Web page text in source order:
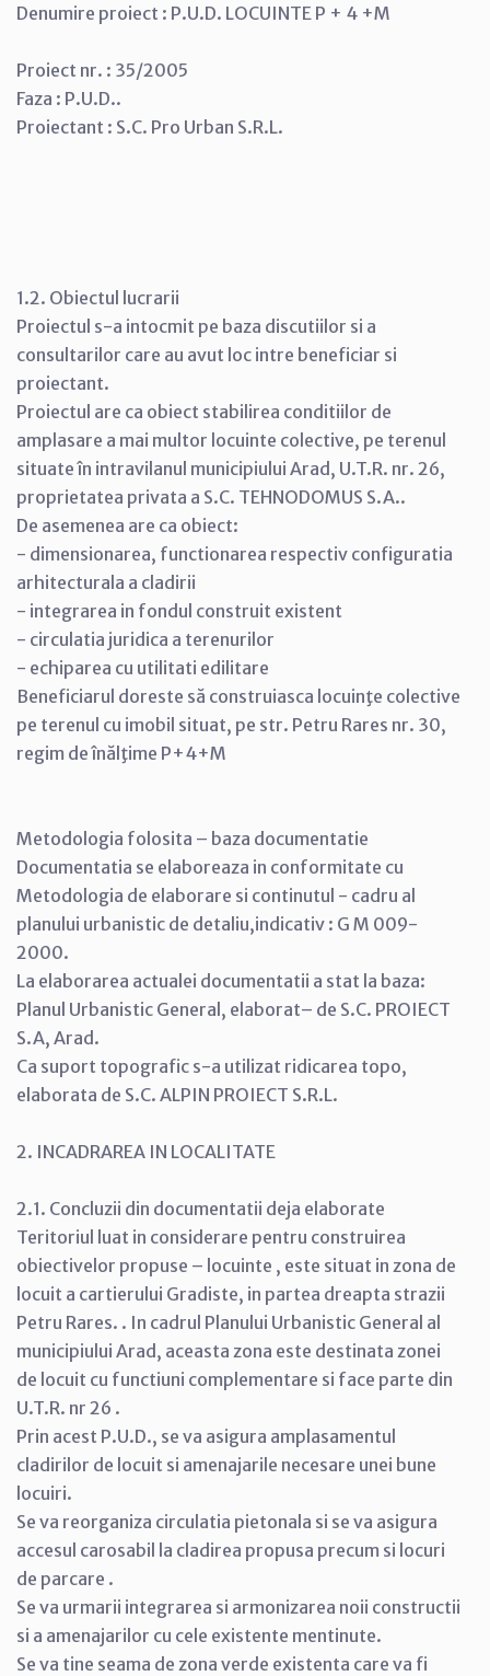
Denumire proiect : P.U.D. LOCUINTE P + 4 +M
Proiect nr. : 35/2005
Faza : P.U.D..
Proiectant : S.C. Pro Urban S.R.L.
1.2. Obiectul lucrarii
Proiectul s-a intocmit pe baza discutiilor si a
consultarilor care au avut loc intre beneficiar si
proiectant.
Proiectul are ca obiect stabilirea conditiilor de
amplasare a mai multor locuinte colective, pe terenul
situate în intravilanul municipiului Arad, U.T.R. nr. 26,
proprietatea privata a S.C. TEHNODOMUS S.A..
De asemenea are ca obiect:
- dimensionarea, functionarea respectiv configuratia
arhitecturala a cladirii
- integrarea in fondul construit existent
- circulatia juridica a terenurilor
- echiparea cu utilitati edilitare
Beneficiarul doreste să construiasca locuinţe colective
pe terenul cu imobil situat, pe str. Petru Rares nr. 30,
regim de înălţime P+4+M
Metodologia folosita – baza documentatie
Documentatia se elaboreaza in conformitate cu
Metodologia de elaborare si continutul - cadru al
planului urbanistic de detaliu,indicativ : G M 009-
2000.
La elaborarea actualei documentatii a stat la baza:
Planul Urbanistic General, elaborat– de S.C. PROIECT
S.A, Arad.
Ca suport topografic s-a utilizat ridicarea topo,
elaborata de S.C. ALPIN PROIECT S.R.L.
2. INCADRAREA IN LOCALITATE
2.1. Concluzii din documentatii deja elaborate
Teritoriul luat in considerare pentru construirea
obiectivelor propuse – locuinte , este situat in zona de
locuit a cartierului Gradiste, in partea dreapta strazii
Petru Rares. . In cadrul Planului Urbanistic General al
municipiului Arad, aceasta zona este destinata zonei
de locuit cu functiuni complementare si face parte din
U.T.R. nr 26 .
Prin acest P.U.D., se va asigura amplasamentul
cladirilor de locuit si amenajarile necesare unei bune
locuiri.
Se va reorganiza circulatia pietonala si se va asigura
accesul carosabil la cladirea propusa precum si locuri
de parcare .
Se va urmarii integrarea si armonizarea noii constructii
si a amenajarilor cu cele existente mentinute.
Se va tine seama de zona verde existenta care va fi